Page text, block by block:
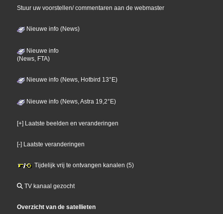
Stuur uw voorstellen/ commentaren aan de webmaster
Nieuwe info (News)
Nieuwe info
(News, FTA)
Nieuwe info (News, Hotbird 13°E)
Nieuwe info (News, Astra 19,2°E)
[+] Laatste beelden en veranderingen
[-] Laatste veranderingen
Tijdelijk vrij te ontvangen kanalen (5)
TV kanaal gezocht
Overzicht van de satellieten